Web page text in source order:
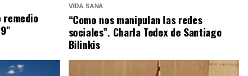
remedio
VIDA SANA
“Como nos manipulan las redes
sociales”. Charla Tedex de Santiago
Bilinkis